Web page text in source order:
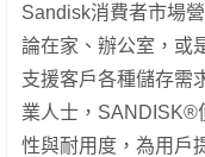
Sandisk消費者市場
論在家、辦公室，或
支援客戶各種儲存需
業人士，SANDISK®
性與耐用度，為用戶